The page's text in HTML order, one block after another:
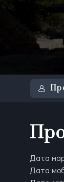
Дата
Дата